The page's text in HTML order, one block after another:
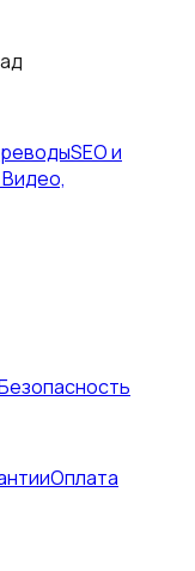
SEO и
Оплата